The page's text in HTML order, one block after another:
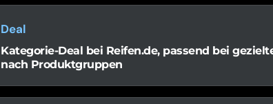
Deal
Kategorie-Deal bei Reifen.de, passend bei
nach Produktgruppen